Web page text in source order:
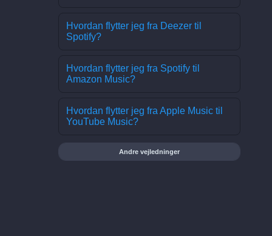
Hvordan flytter jeg fra Deezer til
Spotify?
Hvordan flytter jeg fra Spotify til
Amazon Music?
Hvordan flytter jeg fra Apple Music til
YouTube Music?
Andre vejledninger